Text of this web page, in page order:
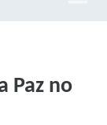
Paz no